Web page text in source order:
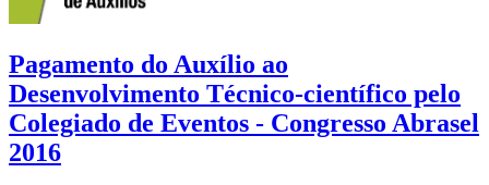
Pagamento do Auxílio ao
Desenvolvimento Técnico-científico pelo
Colegiado de Eventos - Congresso Abrasel
2016